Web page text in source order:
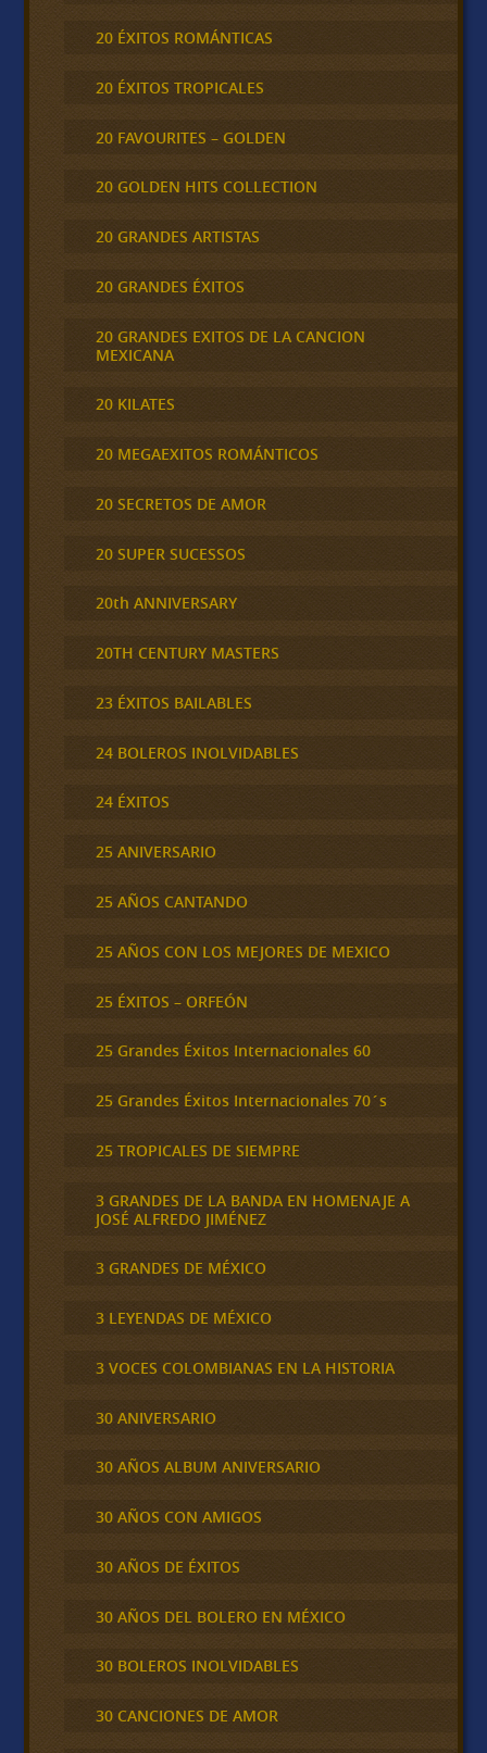
20 ÉXITOS ROMÁNTICAS
20 ÉXITOS TROPICALES
20 FAVOURITES – GOLDEN
20 GOLDEN HITS COLLECTION
20 GRANDES ARTISTAS
20 GRANDES ÉXITOS
20 GRANDES EXITOS DE LA CANCION
MEXICANA
20 KILATES
20 MEGAEXITOS ROMÁNTICOS
20 SECRETOS DE AMOR
20 SUPER SUCESSOS
20th ANNIVERSARY
20TH CENTURY MASTERS
23 ÉXITOS BAILABLES
24 BOLEROS INOLVIDABLES
24 ÉXITOS
25 ANIVERSARIO
25 AÑOS CANTANDO
25 AÑOS CON LOS MEJORES DE MEXICO
25 ÉXITOS – ORFEÓN
25 Grandes Éxitos Internacionales 60
25 Grandes Éxitos Internacionales 70´s
25 TROPICALES DE SIEMPRE
3 GRANDES DE LA BANDA EN HOMENAJE A
JOSÉ ALFREDO JIMÉNEZ
3 GRANDES DE MÉXICO
3 LEYENDAS DE MÉXICO
3 VOCES COLOMBIANAS EN LA HISTORIA
30 ANIVERSARIO
30 AÑOS ALBUM ANIVERSARIO
30 AÑOS CON AMIGOS
30 AÑOS DE ÉXITOS
30 AÑOS DEL BOLERO EN MÉXICO
30 BOLEROS INOLVIDABLES
30 CANCIONES DE AMOR